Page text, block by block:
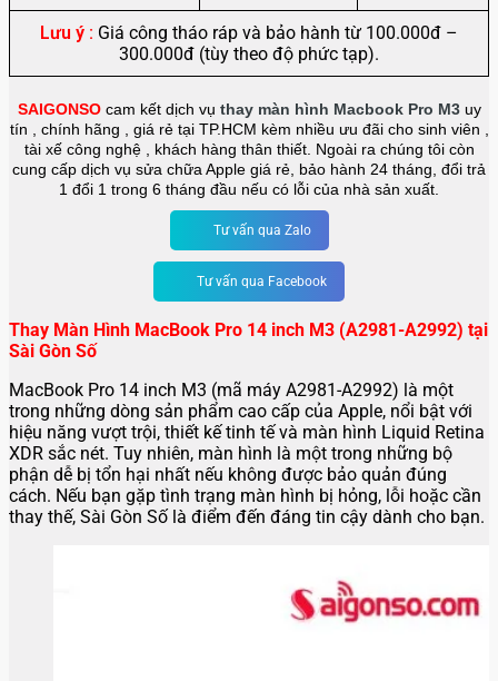
Lưu ý : Giá công tháo ráp và bảo hành từ 100.000đ –
300.000đ (tùy theo độ phức tạp).
SAIGONSO cam kết dịch vụ thay màn hình Macbook Pro M3 uy
tín , chính hãng , giá rẻ tại TP.HCM kèm nhiều ưu đãi cho sinh viên ,
tài xế công nghệ , khách hàng thân thiết. Ngoài ra chúng tôi còn
cung cấp dịch vụ sửa chữa Apple giá rẻ, bảo hành 24 tháng, đổi trả
1 đổi 1 trong 6 tháng đầu nếu có lỗi của nhà sản xuất.
Tư vấn qua Zalo
Tư vấn qua Facebook
Thay Màn Hình MacBook Pro 14 inch M3 (A2981-A2992) tại
Sài Gòn Số
MacBook Pro 14 inch M3 (mã máy A2981-A2992) là một
trong những dòng sản phẩm cao cấp của Apple, nổi bật với
hiệu năng vượt trội, thiết kế tinh tế và màn hình Liquid Retina
XDR sắc nét. Tuy nhiên, màn hình là một trong những bộ
phận dễ bị tổn hại nhất nếu không được bảo quản đúng
cách. Nếu bạn gặp tình trạng màn hình bị hỏng, lỗi hoặc cần
thay thế, Sài Gòn Số là điểm đến đáng tin cậy dành cho bạn.